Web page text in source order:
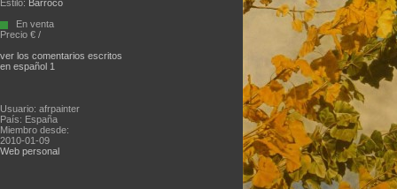
Estilo: Barroco
En venta
Precio € /
ver los comentarios escritos
en español 1
Usuario: afrpainter
País: España
Miembro desde:
2010-01-09
Web personal